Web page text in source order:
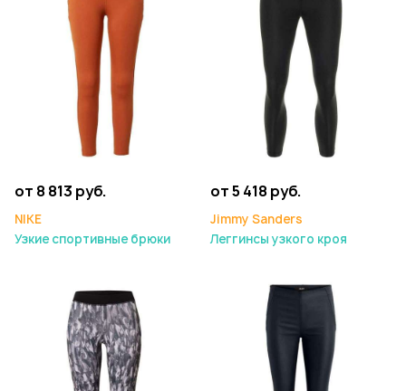
от 8 813 руб.
NIKE
Узкие спортивные брюки
от 5 418 руб.
Jimmy Sanders
Леггинсы узкого кроя